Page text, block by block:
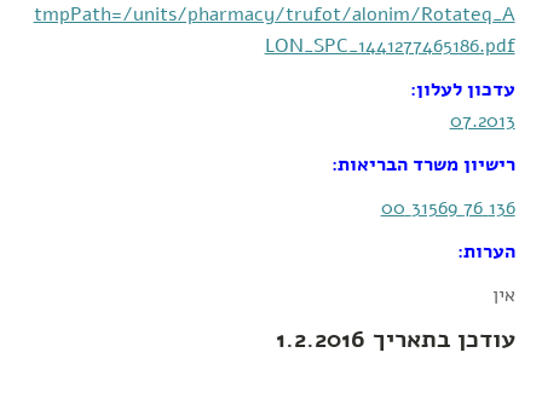
tmpPath=/units/pharmacy/trufot/alonim/Rotateq_A
LON_SPC_1441277465186.pdf
עדכון לעלון:
07.2013
רישיון משרד הבריאות:
136 76 31569 00
הערות:
אין
עודכן בתאריך 1.2.2016